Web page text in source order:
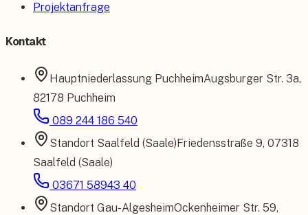
Projektanfrage
Kontakt
Hauptniederlassung PuchheimAugsburger Str. 3a,
82178 Puchheim
089 244 186 540
Standort Saalfeld (Saale)Friedensstraße 9, 07318
Saalfeld (Saale)
03671 58943 40
Standort Gau-AlgesheimOckenheimer Str. 59,